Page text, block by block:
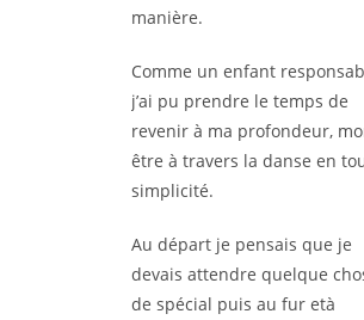
manière.
Comme un enfant
j’ai pu prendre le temps de
revenir à ma profondeur,
être à travers la danse en
simplicité.
Au départ je pensais que je
devais attendre quelque
de spécial puis au fur età